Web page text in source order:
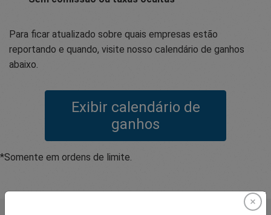
Para ficar atualizado sobre quais empresas estão
reportando e quando, visite nosso calendário de ganhos
abaixo.
Exibir calendário de
ganhos
*Somente em ordens de limite.